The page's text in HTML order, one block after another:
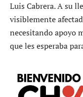
Luis Cabrera. A su
visiblemente
necesitando apoyo
que les esperaba